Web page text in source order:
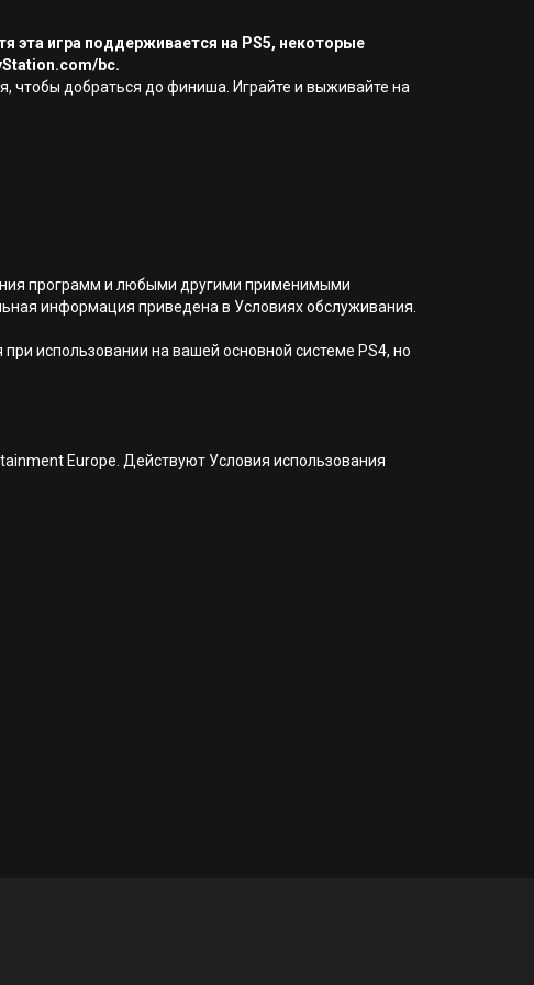
эта игра поддерживается на PS5, некоторые
bc.
чтобы добраться до финиша. Играйте и выживайте на
программ и любыми другими применимыми
информация приведена в Условиях обслуживания.
использовании на вашей основной системе PS4, но
Europe. Действуют Условия использования